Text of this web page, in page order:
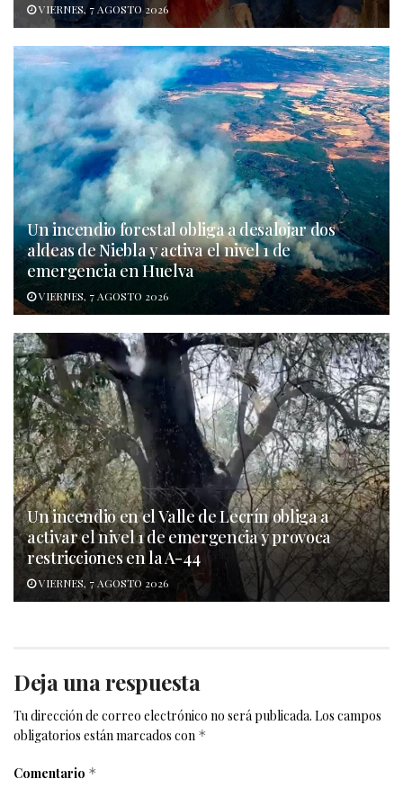
VIERNES, 7 AGOSTO 2026
Un incendio forestal obliga a desalojar dos
aldeas de Niebla y activa el nivel 1 de
emergencia en Huelva
VIERNES, 7 AGOSTO 2026
Un incendio en el Valle de Lecrín obliga a
activar el nivel 1 de emergencia y provoca
restricciones en la A-44
VIERNES, 7 AGOSTO 2026
Deja una respuesta
Tu dirección de correo electrónico no será publicada. Los campos
obligatorios están marcados con *
Comentario *